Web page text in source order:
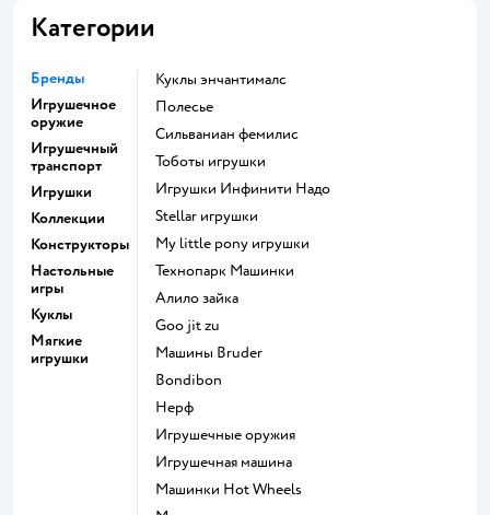
Категории
Бренды
Игрушечное
оружие
Игрушечный
транспорт
Игрушки
Коллекции
Конструкторы
Настольные
игры
Куклы
Мягкие
игрушки
Куклы энчантималс
Полесье
Сильваниан фемилис
Тоботы игрушки
Игрушки Инфинити Надо
Stellar игрушки
my little pony игрушки
Технопарк Машинки
Алило зайка
Goo jit zu
Машины Bruder
Bondibon
Нерф
Игрушечные оружия
Игрушечная машина
Машинки Hot Wheels